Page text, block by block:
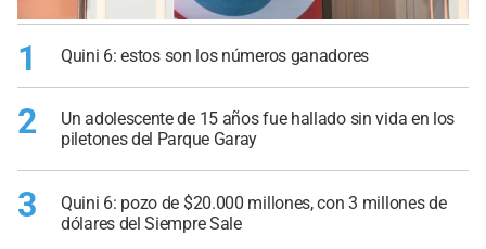
1 Quini 6: estos son los números ganadores
2
Un adolescente de 15 años fue hallado sin vida en los
piletones del Parque Garay
3
Quini 6: pozo de $20.000 millones, con 3 millones de
dólares del Siempre Sale